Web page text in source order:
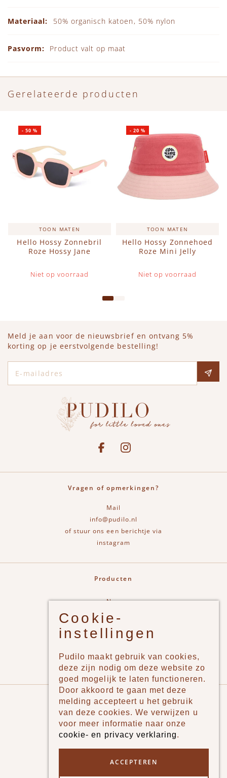
50% organisch katoen, 50% nylon
Product valt op maat
Gerelateerde producten
TOON MATEN
Hello Hossy Zonnebril
Roze Hossy Jane
Niet op voorraad
-50 %
TOON MATEN
Hello Hossy Zonnehoed
Roze Mini Jelly
Niet op voorraad
-20 %
Meld je aan voor de nieuwsbrief en ontvang 5%
korting op je eerstvolgende bestelling!
See our FacebookBekijk onze Instagram pagina
Vragen of opmerkingen?
Mail
info@pudilo.nl
of stuur ons een berichtje via
instagram
Producten
New
Jongens
Meisjes
Merken
Pudilo
Over ons
Algemene voorwaarden
Cookie-
instellingen
Pudilo maakt gebruik van cookies,
deze zijn nodig om deze website zo
goed mogelijk te laten functioneren.
Door akkoord te gaan met deze
melding accepteert u het gebruik
van deze cookies. We verwijzen u
voor meer informatie naar onze
cookie- en privacy verklaring.
ACCEPTEREN